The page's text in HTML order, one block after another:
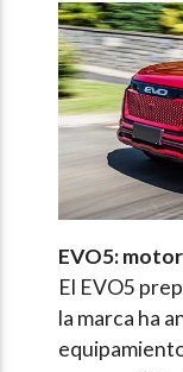
EVO5:
El EVO5
la marca ha